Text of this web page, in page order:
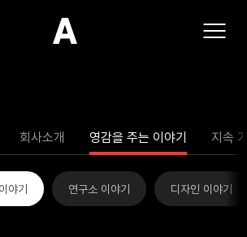
(주)아모스아인스가구
회사소개 영감을 주는 이야기 지속
야기 연구소 이야기 디자인 이야기